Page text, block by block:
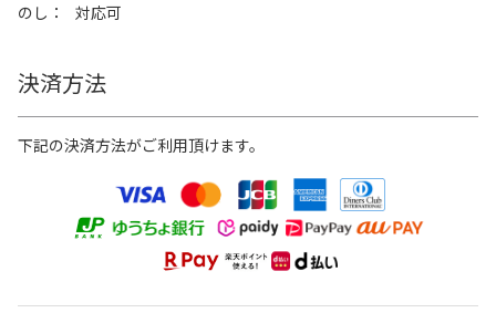
のし
対応可
決済方法
下記の決済方法がご利用頂けます。